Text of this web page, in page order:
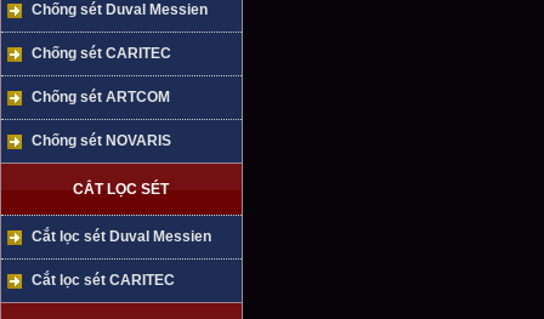
Chống sét Duval Messien
Chống sét CARITEC
Chống sét ARTCOM
Chống sét NOVARIS
CẮT LỌC SÉT
Cắt lọc sét Duval Messien
Cắt lọc sét CARITEC